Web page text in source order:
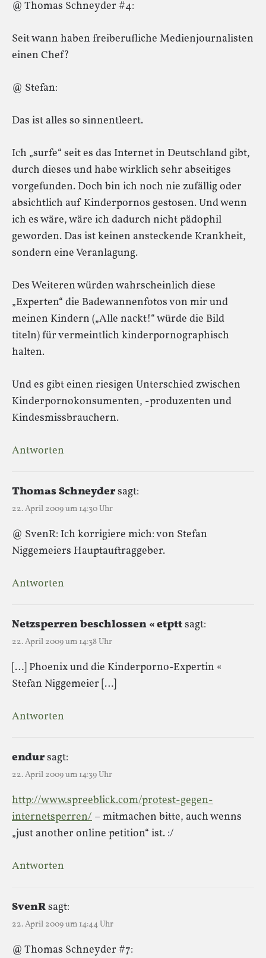
@ Thomas Schneyder #4:
Seit wann haben freiberufliche Medienjournalisten
einen Chef?
@ Stefan:
Das ist alles so sinnentleert.
Ich „surfe“ seit es das Internet in Deutschland gibt,
durch dieses und habe wirklich sehr abseitiges
vorgefunden. Doch bin ich noch nie zufällig oder
absichtlich auf Kinderpornos gestosen. Und wenn
ich es wäre, wäre ich dadurch nicht pädophil
geworden. Das ist keinen ansteckende Krankheit,
sondern eine Veranlagung.
Des Weiteren würden wahrscheinlich diese
„Experten“ die Badewannenfotos von mir und
meinen Kindern („Alle nackt!“ würde die Bild
titeln) für vermeintlich kinderpornographisch
halten.
Und es gibt einen riesigen Unterschied zwischen
Kinderpornokonsumenten, -produzenten und
Kindesmissbrauchern.
Antworten
Thomas Schneydersagt:
22. April 2009 um 14:30 Uhr
@ SvenR: Ich korrigiere mich: von Stefan
Niggemeiers Hauptauftraggeber.
Antworten
Netzsperren beschlossen « etpttsagt:
22. April 2009 um 14:38 Uhr
[…] Phoenix und die Kinderporno-Expertin «
Stefan Niggemeier […]
Antworten
endursagt:
22. April 2009 um 14:39 Uhr
http://www.spreeblick.com/protest-gegen-
internetsperren/ – mitmachen bitte, auch wenns
„just another online petition“ ist. :/
Antworten
SvenRsagt:
22. April 2009 um 14:44 Uhr
@ Thomas Schneyder #7: